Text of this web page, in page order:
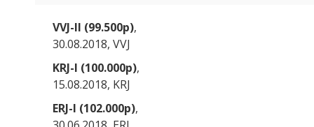
VVJ-II (99.500p),
30.08.2018, VVJ
KRJ-I (100.000p),
15.08.2018, KRJ
ERJ-I (102.000p),